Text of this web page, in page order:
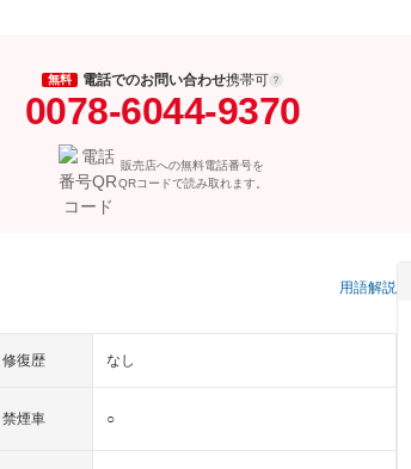
無料 電話でのお問い合わせ携帯可
0078-6044-9370
販売店への無料電話番号を
QRコードで読み取れます。
用語解説
修復歴 なし
禁煙車 ○